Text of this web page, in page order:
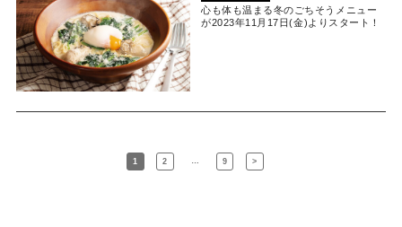
心も体も温まる冬のごちそうメニュー
が2023年11月17日(金)よりスタート！
1 2 … 9 >